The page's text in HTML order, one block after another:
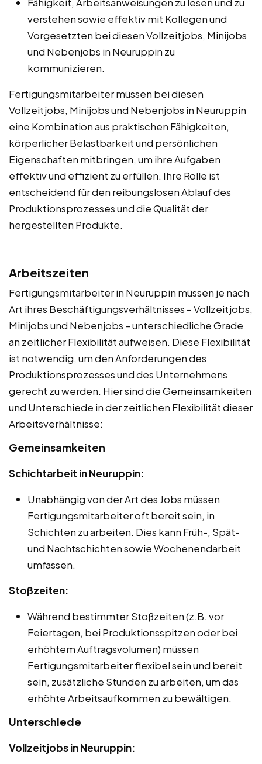
verstehen sowie effektiv mit Kollegen und
Vorgesetzten bei diesen Vollzeitjobs, Minijobs
und Nebenjobs in Neuruppin zu
kommunizieren.
Fertigungsmitarbeiter müssen bei diesen
Vollzeitjobs, Minijobs und Nebenjobs in Neuruppin
eine Kombination aus praktischen Fähigkeiten,
körperlicher Belastbarkeit und persönlichen
Eigenschaften mitbringen, um ihre Aufgaben
effektiv und effizient zu erfüllen. Ihre Rolle ist
entscheidend für den reibungslosen Ablauf des
Produktionsprozesses und die Qualität der
hergestellten Produkte.
Arbeitszeiten
Fertigungsmitarbeiter in Neuruppin müssen je nach
Art ihres Beschäftigungsverhältnisses – Vollzeitjobs,
Minijobs und Nebenjobs – unterschiedliche Grade
an zeitlicher Flexibilität aufweisen. Diese Flexibilität
ist notwendig, um den Anforderungen des
Produktionsprozesses und des Unternehmens
gerecht zu werden. Hier sind die Gemeinsamkeiten
und Unterschiede in der zeitlichen Flexibilität dieser
Arbeitsverhältnisse:
Gemeinsamkeiten
Schichtarbeit in Neuruppin:
Unabhängig von der Art des Jobs müssen
Fertigungsmitarbeiter oft bereit sein, in
Schichten zu arbeiten. Dies kann Früh-, Spät-
und Nachtschichten sowie Wochenendarbeit
umfassen.
Stoßzeiten:
Während bestimmter Stoßzeiten (z.B. vor
Feiertagen, bei Produktionsspitzen oder bei
erhöhtem Auftragsvolumen) müssen
Fertigungsmitarbeiter flexibel sein und bereit
sein, zusätzliche Stunden zu arbeiten, um das
erhöhte Arbeitsaufkommen zu bewältigen.
Unterschiede
Vollzeitjobs in Neuruppin: